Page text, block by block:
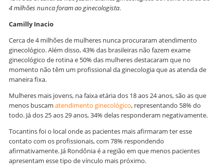
4 milhões nunca foram ao ginecologista.
Camilly Inacio
Cerca de 4 milhões de mulheres nunca procuraram atendimento
ginecológico. Além disso, 43% das brasileiras não fazem exame
ginecológico de rotina e 50% das mulheres destacaram que no
momento não têm um profissional da ginecologia que as atenda de
maneira fixa.
Mulheres mais jovens, na faixa etária dos 18 aos 24 anos, são as que
menos buscam atendimento ginecológico, representando 58% do
todo. Já dos 25 aos 29 anos, 34% delas responderam negativamente.
Tocantins foi o local onde as pacientes mais afirmaram ter esse
contato com os profissionais, com 78% respondendo
afirmativamente. Já Rondônia é a região em que menos pacientes
apresentam esse tipo de vínculo mais próximo.